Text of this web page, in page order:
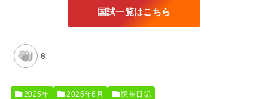
国試一覧はこちら
6
2025年 2025年6月 院長日記